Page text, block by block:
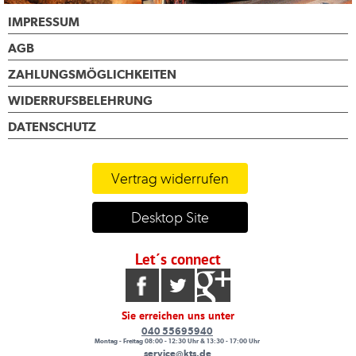
IMPRESSUM
AGB
ZAHLUNGSMÖGLICHKEITEN
WIDERRUFSBELEHRUNG
DATENSCHUTZ
Vertrag widerrufen
Desktop Site
Let´s connect
Sie erreichen uns unter
040 55695940
Montag - Freitag 08:00 - 12:30 Uhr & 13:30 - 17:00 Uhr
service@kts.de